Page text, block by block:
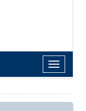
Toggle
navigation